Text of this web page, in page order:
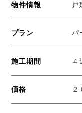
物件情報 戸
プラン パ
施工期間 ４
価格 ２